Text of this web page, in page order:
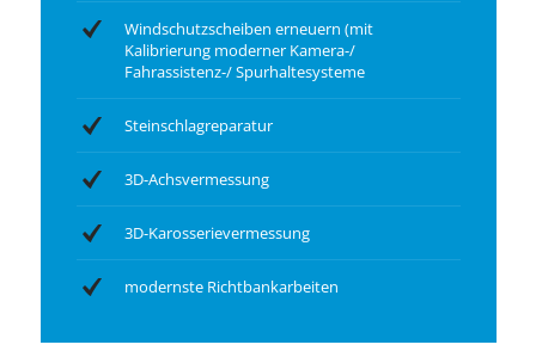
Windschutzscheiben erneuern (mit
Kalibrierung moderner Kamera-/
Fahrassistenz-/ Spurhaltesysteme
Steinschlagreparatur
3D-Achsvermessung
3D-Karosserievermessung
modernste Richtbankarbeiten